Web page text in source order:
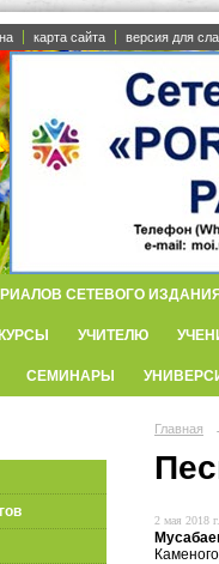
карта сайта версия для
СЕТЕВОГО ИЗДАНИЯ
УЧИТЕЛЮ
СЕМИНАРЫ
Главная
2 мая 2018 г.